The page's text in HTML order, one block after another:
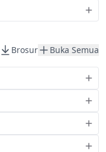
Brosur Buka Semua